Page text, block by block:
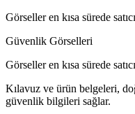
Görseller en kısa sürede
Güvenlik Görselleri
Görseller en kısa sürede
Kılavuz ve ürün belgeleri,
güvenlik bilgileri sağlar.